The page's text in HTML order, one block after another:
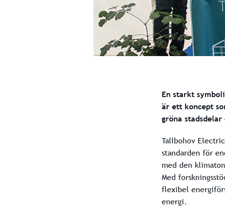
En starkt
är ett koncept
gröna
Tallbohov
standarden för
med den
Med
flexibel
energi.